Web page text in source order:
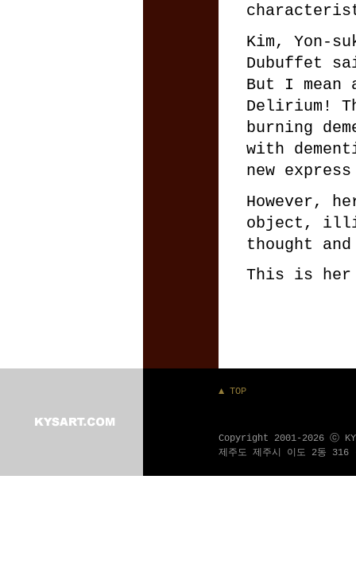
Kim, Yon-
Dubuffet
But I
Delirium!
burning
with
new
However,
object,
thought
This is her
▲ TOP
Copyright 2001-2026 ⓒ
제주도 제주시 이도 2동